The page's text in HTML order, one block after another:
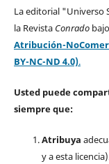
La editorial "Universo
la Revista Conrado
Atribución-
BY-NC-ND 4.0).
Usted puede
siempre que:
Atribuya
y a esta